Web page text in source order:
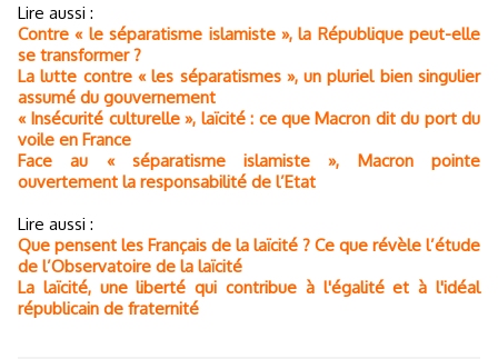
Lire aussi :
Contre « le séparatisme islamiste », la République peut-elle
se transformer ?
La lutte contre « les séparatismes », un pluriel bien singulier
assumé du gouvernement
« Insécurité culturelle », laïcité : ce que Macron dit du port du
voile en France
Face au « séparatisme islamiste », Macron pointe
ouvertement la responsabilité de l’Etat
Lire aussi :
Que pensent les Français de la laïcité ? Ce que révèle l’étude
de l’Observatoire de la laïcité
La laïcité, une liberté qui contribue à l'égalité et à l'idéal
républicain de fraternité